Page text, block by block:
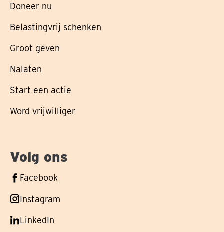
Doneer nu
Belastingvrij schenken
Groot geven
Nalaten
Start een actie
Word vrijwilliger
Volg ons
Volg
op
Facebook
Volg
op
Instagram
Volg
LinkedIn